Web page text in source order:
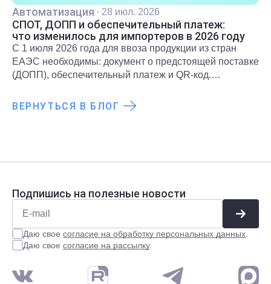
Автоматизация · 28 июл. 2026
СПОТ, ДОПП и обеспечительный платеж:
что изменилось для импортеров в 2026 году
С 1 июля 2026 года для ввоза продукции из стран
ЕАЭС необходимы: документ о предстоящей поставке
(ДОПП), обеспечительный платеж и QR-код.
рассказали в статье.
ВЕРНУТЬСЯ В БЛОГ
Подпишись на полезные новости
Даю свое согласие на обработку персональных данных
Даю свое согласие на рассылку.